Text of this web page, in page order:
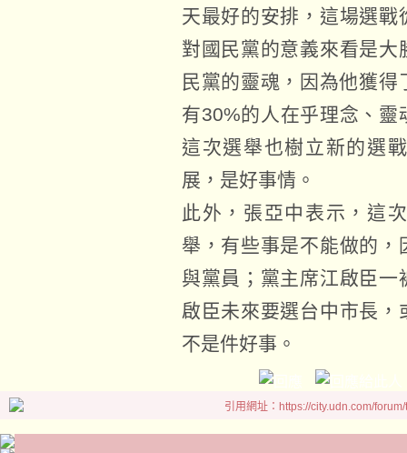
天最好的安排，這場選
對國民黨的意義來看是
民黨的靈魂，因為他獲
有30%的人在乎理念、
這次選舉也樹立新的選
展，是好事情。
此外，張亞中表示，這
舉，有些事是不能做的
與黨員；黨主席江啟臣
啟臣未來要選台中市長
不是件好事。
引用網址：https://city.udn.com/